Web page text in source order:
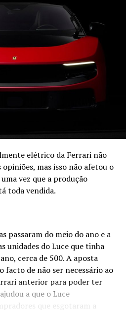
o SUV S 15, baseado no
motor Diesel Mitsubishi 2.0
up P 15 que utiliza o mesmo
origem na Nissan Navara.
original de proporcionar
de tração integral
competitivos no mercado, tal
quando foi lançado.
Andorra, Marrocos, Itália e
Galloper Ibérica havendo a
Galloper serem fabricados em
elétrico da Ferrari não
mas isso não afetou o
vez que a produção
toda vendida.
passaram do meio do ano e a
unidades do Luce que tinha
cerca de 500. A aposta
facto de não ser necessário ao
anterior para poder ter
a que o Luce
que esgotaram a